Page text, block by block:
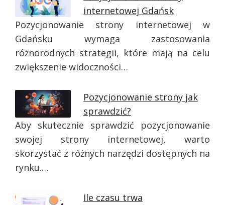
internetowej Gdańsk
Pozycjonowanie strony internetowej w
Gdańsku wymaga zastosowania
różnorodnych strategii, które mają na celu
zwiększenie widoczności…
Pozycjonowanie strony jak
sprawdzić?
Aby skutecznie sprawdzić pozycjonowanie
swojej strony internetowej, warto
skorzystać z różnych narzędzi dostępnych na
rynku.…
Ile czasu trwa